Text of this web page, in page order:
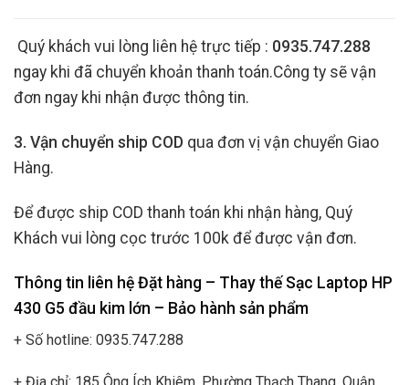
Quý khách vui lòng liên hệ trực tiếp : 0935.747.288
ngay khi đã chuyển khoản thanh toán.Công ty sẽ vận
đơn ngay khi nhận được thông tin.
3. Vận chuyển ship COD qua đơn vị vận chuyển Giao
Hàng.
Để được ship COD thanh toán khi nhận hàng, Quý
Khách vui lòng cọc trước 100k để được vận đơn.
Thông tin liên hệ Đặt hàng – Thay thế Sạc Laptop HP
430 G5 đầu kim lớn – Bảo hành sản phẩm
+ Số hotline: 0935.747.288
+ Địa chỉ: 185 Ông Ích Khiêm, Phường Thạch Thang, Quận